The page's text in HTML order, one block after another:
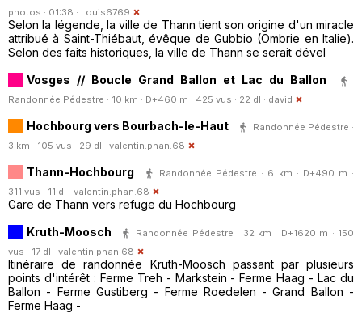
photos · 01:38 · Louis6769
Selon la légende, la ville de Thann tient son origine d'un miracle
attribué à Saint-Thiébaut, évêque de Gubbio (Ombrie en Italie).
Selon des faits historiques, la ville de Thann se serait dével
Vosges // Boucle Grand Ballon et Lac du Ballon
Randonnée Pédestre · 10 km · D+460 m · 425 vus · 22 dl · david
Hochbourg vers Bourbach-le-Haut
Randonnée Pédestre ·
3 km · 105 vus · 29 dl · valentin.phan.68
Thann-Hochbourg
Randonnée Pédestre · 6 km · D+490 m ·
311 vus · 11 dl · valentin.phan.68
Gare de Thann vers refuge du Hochbourg
Kruth-Moosch
Randonnée Pédestre · 32 km · D+1620 m · 150
vus · 17 dl · valentin.phan.68
Itinéraire de randonnée Kruth-Moosch passant par plusieurs
points d'intérêt : Ferme Treh - Markstein - Ferme Haag - Lac du
Ballon - Ferme Gustiberg - Ferme Roedelen - Grand Ballon -
Ferme Haag -